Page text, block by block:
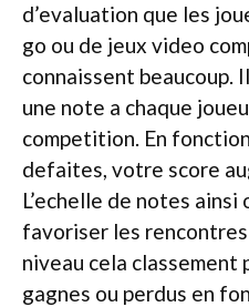
d’evaluation que les
go ou de jeux video
connaissent beaucoup.
une note a chaque
competition. En
defaites, votre score
L’echelle de notes
favoriser les
niveau cela classement
gagnes ou perdus en